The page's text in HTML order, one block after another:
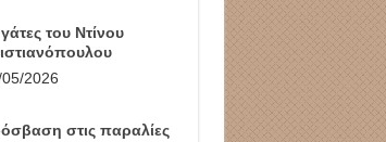
του Ντίνου
2026
στις παραλίες